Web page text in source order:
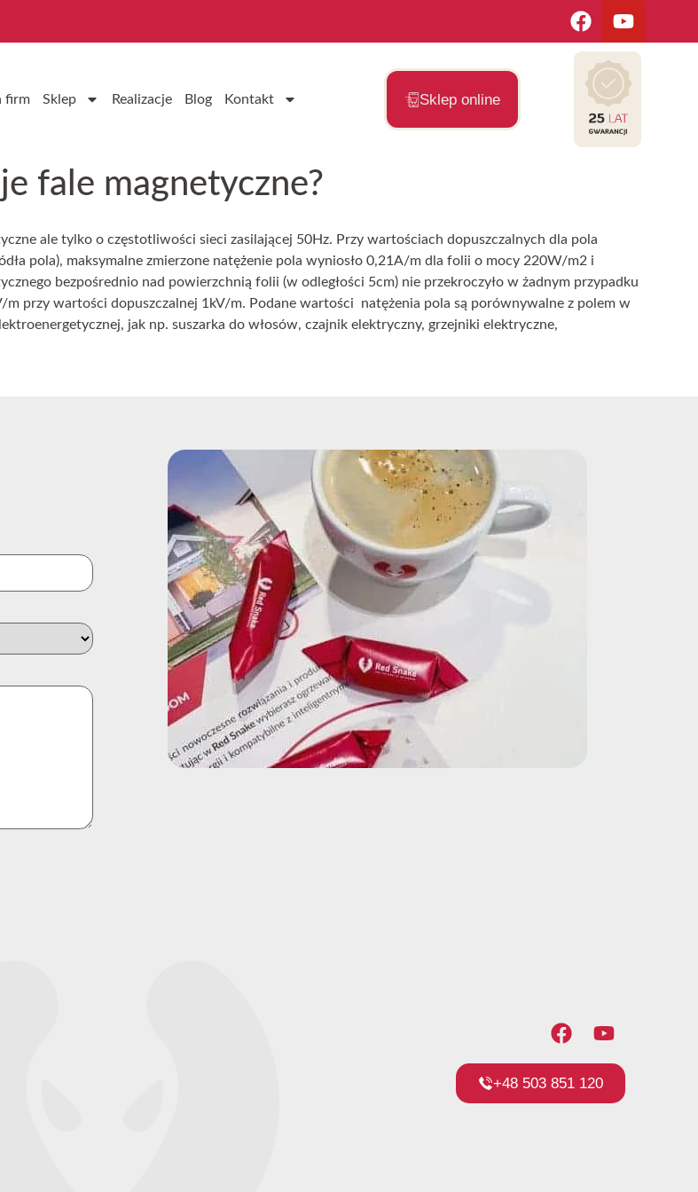
firm Sklep Realizacje Blog Kontakt Sklep online
fale magnetyczne?
ale tylko o częstotliwości sieci zasilającej 50Hz. Przy wartościach dopuszczalnych dla pola
pola), maksymalne zmierzone natężenie pola wyniosło 0,21A/m dla folii o mocy 220W/m2 i
bezpośrednio nad powierzchnią folii (w odległości 5cm) nie przekroczyło w żadnym przypadku
przy wartości dopuszczalnej 1kV/m. Podane wartości natężenia pola są porównywalne z polem w
jak np. suszarka do włosów, czajnik elektryczny, grzejniki elektryczne,
+48 503 851 120